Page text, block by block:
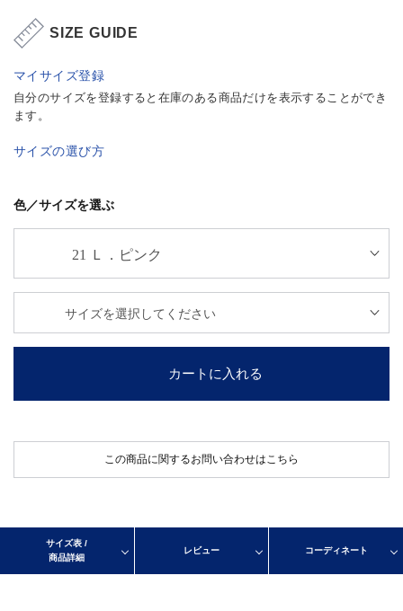
SIZE GUIDE
マイサイズ登録
自分のサイズを登録すると在庫のある商品だけを表示することができ
ます。
サイズの選び方
色／サイズを選ぶ
カートに入れる
この商品に関するお問い合わせはこちら
サイズ表 /
商品詳細
レビュー コーディネート